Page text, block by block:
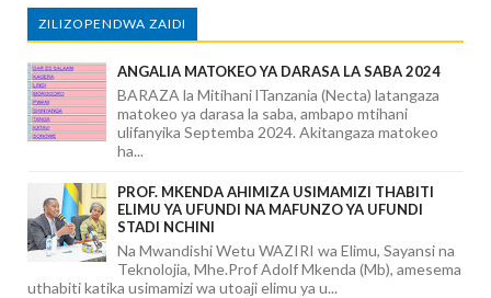
ZILIZOPENDWA ZAIDI
ANGALIA MATOKEO YA DARASA LA SABA 2024
BARAZA la Mitihani lTanzania (Necta) latangaza
matokeo ya darasa la saba, ambapo mtihani
ulifanyika Septemba 2024. Akitangaza matokeo
ha...
PROF. MKENDA AHIMIZA USIMAMIZI THABITI
ELIMU YA UFUNDI NA MAFUNZO YA UFUNDI
STADI NCHINI
Na Mwandishi Wetu WAZIRI wa Elimu, Sayansi na
Teknolojia, Mhe.Prof Adolf Mkenda (Mb), amesema
uthabiti katika usimamizi wa utoaji elimu ya u...